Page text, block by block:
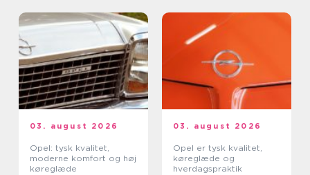
03. august 2026
Opel: tysk kvalitet,
moderne komfort og høj
køreglæde
03. august 2026
Opel er tysk kvalitet,
køreglæde og
hverdagspraktik